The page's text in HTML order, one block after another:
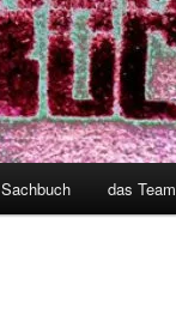
Sachbuch das Team